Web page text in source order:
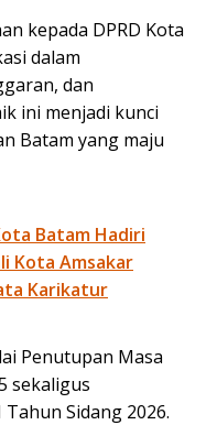
kepada DPRD Kota
dalam
dan
ini menjadi kunci
Batam yang maju
Batam Hadiri
Kota Amsakar
Karikatur
Penutupan Masa
sekaligus
Sidang 2026.